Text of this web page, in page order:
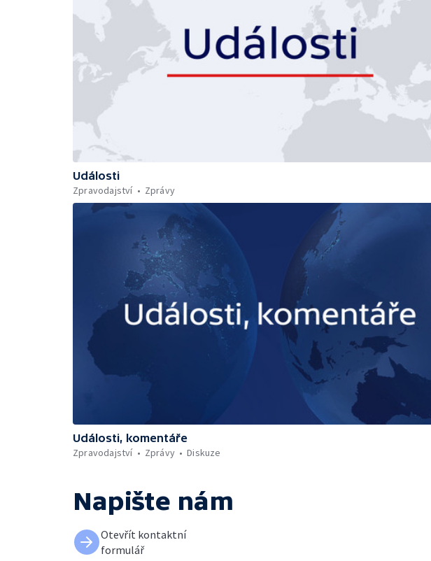
Události
Zpravodajství
Zprávy
Události, komentáře
Zpravodajství
Zprávy Diskuze
Napište nám
Otevřít kontaktní
formulář